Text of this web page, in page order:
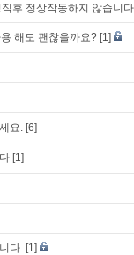
후 정상작동하지 않습니
해도 괜찮을까요? [1]
요. [6]
[1]
다. [1]